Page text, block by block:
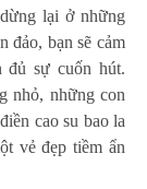
lại ở những
đảo, bạn sẽ cảm
đủ sự cuốn hút.
nhỏ, những con
cao su bao la
vẻ đẹp tiềm ẩn